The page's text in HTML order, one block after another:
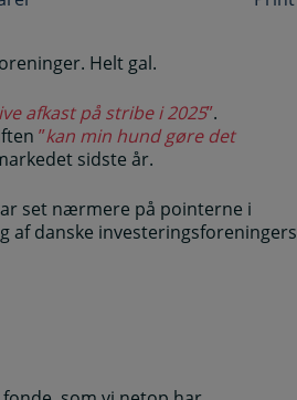
Helt gal.
afkast på stribe i 2025”.
”kan min hund gøre det
sidste år.
set nærmere på pointerne i
danske investeringsforeningers